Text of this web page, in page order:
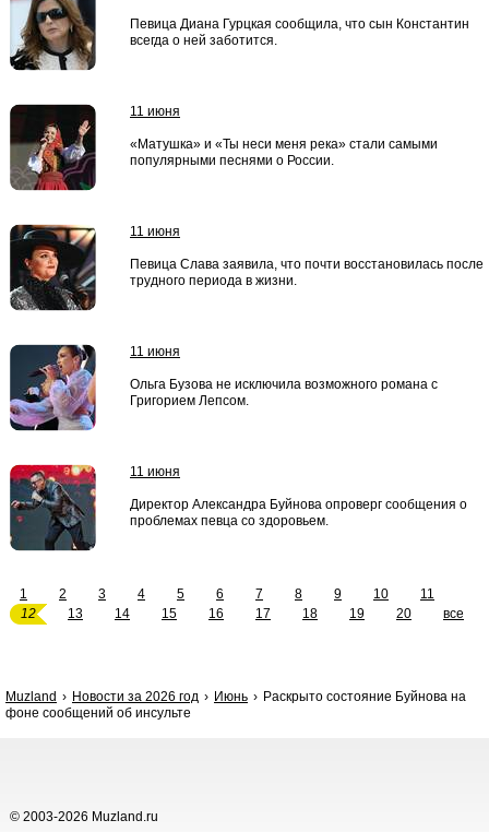
Певица Диана Гурцкая сообщила, что сын Константин
всегда о ней заботится.
11 июня
«Матушка» и «Ты неси меня река» стали самыми
популярными песнями о России.
11 июня
Певица Слава заявила, что почти восстановилась после
трудного периода в жизни.
11 июня
Ольга Бузова не исключила возможного романа с
Григорием Лепсом.
11 июня
Директор Александра Буйнова опроверг сообщения о
проблемах певца со здоровьем.
1 2 3 4 5 6 7 8 9 10
11
12
13 14 15 16 17 18 19 20 все
Muzland Новости за 2026 год Июнь
Раскрыто состояние Буйнова на
фоне сообщений об инсульте
© 2003-2026 Muzland.ru